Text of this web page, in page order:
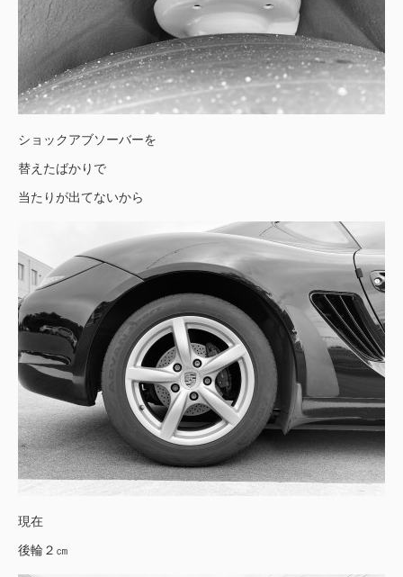
ショックアブソーバーを
替えたばかりで
当たりが出てないから
現在
後輪２㎝